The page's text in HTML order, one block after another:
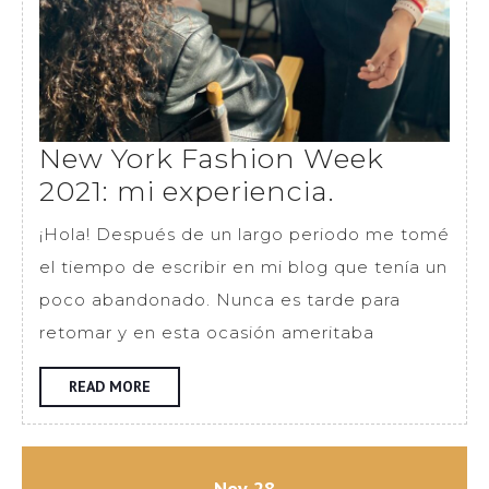
New York Fashion Week
2021: mi experiencia.
York
Fashion
Week
2021:
¡Hola! Después de un largo periodo me tomé
el tiempo de escribir en mi blog que tenía un
poco abandonado. Nunca es tarde para
retomar y en esta ocasión ameritaba
READ MORE
MORE